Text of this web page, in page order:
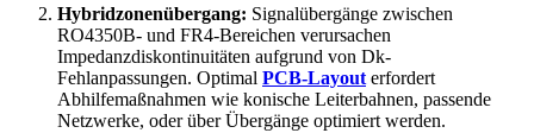
Hybridzonenübergang: Signalübergänge zwischen
RO4350B- und FR4-Bereichen verursachen
Impedanzdiskontinuitäten aufgrund von Dk-
Fehlanpassungen. Optimal PCB-Layouterfordert
Abhilfemaßnahmen wie konische Leiterbahnen, passende
Netzwerke, oder über Übergänge optimiert werden.